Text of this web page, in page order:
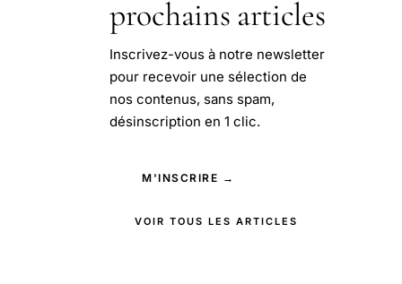
prochains articles
Inscrivez-vous à notre newsletter
pour recevoir une sélection de
nos contenus, sans spam,
désinscription en 1 clic.
M'INSCRIRE →
VOIR TOUS LES ARTICLES